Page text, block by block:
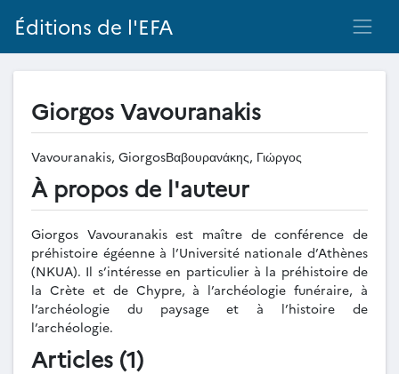
Éditions de l'EFA
Giorgos Vavouranakis
Vavouranakis, GiorgosΒαβουρανάκης, Γιώργος
À propos de l'auteur
Giorgos Vavouranakis est maître de conférence de
préhistoire égéenne à l’Université nationale d’Athènes
(NKUA). Il s’intéresse en particulier à la préhistoire de
la Crète et de Chypre, à l’archéologie funéraire, à
l’archéologie du paysage et à l’histoire de
l’archéologie.
Articles (1)